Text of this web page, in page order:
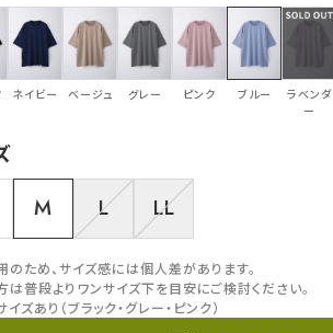
ネイビー ベージュ グレー ピンク ブルー
ラベンダ
ー
M L LL
のため、サイズ感には個人差があります。
は普段よりワンサイズ下を目安にご検討ください。
ズあり（ブラック・グレー・ピンク）